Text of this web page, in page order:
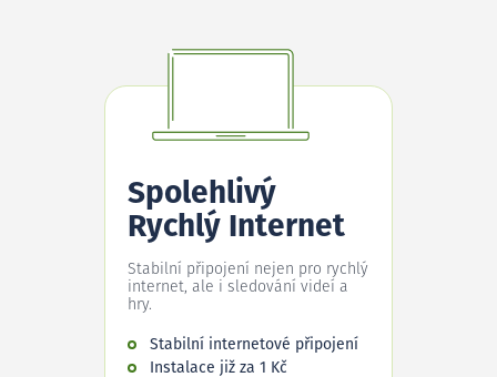
Spolehlivý
Rychlý Internet
Stabilní připojení nejen pro rychlý
internet, ale i sledování videí a
hry.
Stabilní internetové připojení
Instalace již za 1 Kč